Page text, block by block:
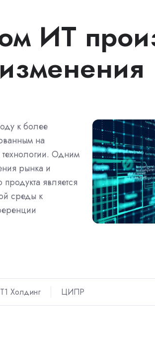
ИТ
к более
на
технологии. Одним
рынка и
является
среды к
Т1 Холдинг ЦИПР